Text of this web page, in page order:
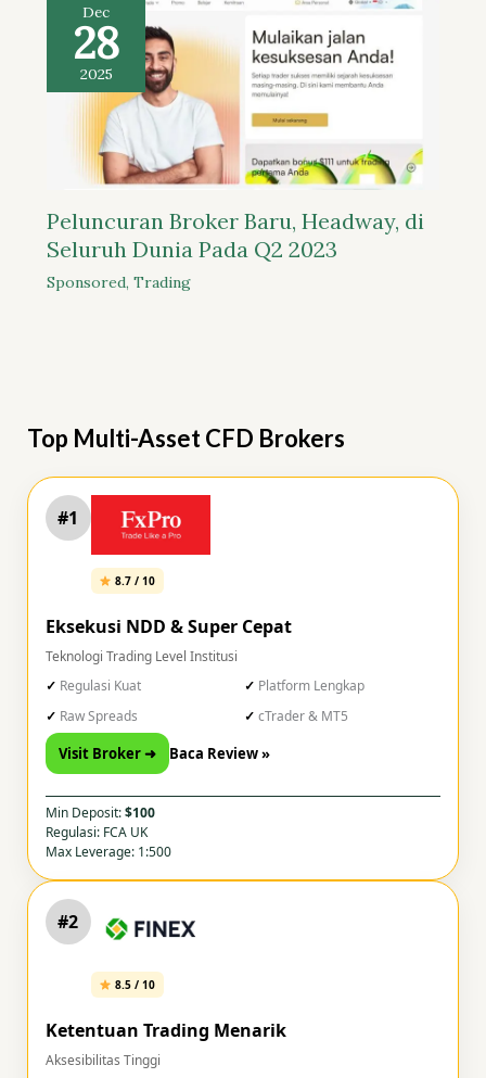
Dec
28
2025
Peluncuran Broker Baru, Headway, di
Seluruh Dunia Pada Q2 2023
Sponsored, Trading
Top Multi-Asset CFD Brokers
#1
8.7 / 10
Eksekusi NDD & Super Cepat
Teknologi Trading Level Institusi
Regulasi Kuat
Platform Lengkap
Raw Spreads
cTrader & MT5
Visit Broker ➜ Baca Review »
Min Deposit:$100
Regulasi: FCA UK
Max Leverage: 1:500
#2
8.5 / 10
Ketentuan Trading Menarik
Aksesibilitas Tinggi